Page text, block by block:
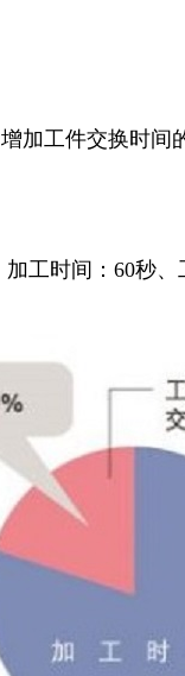
加工件交换时
工时间：60秒、